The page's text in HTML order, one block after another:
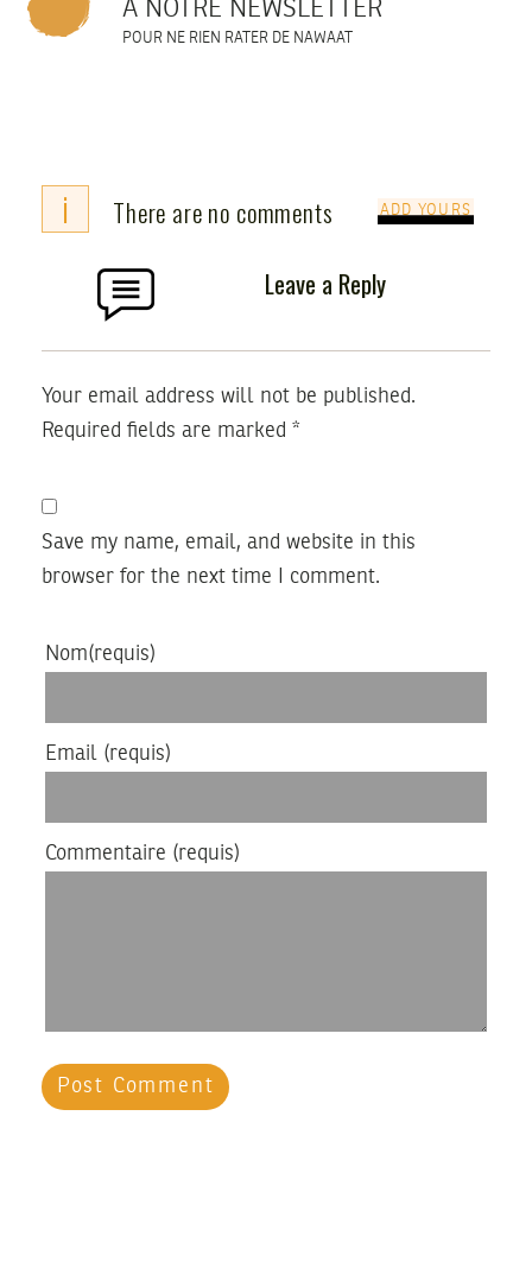
À NOTRE NEWSLETTER
POUR NE RIEN RATER DE NAWAAT
i There are no comments ADD YOURS
Leave a Reply
Your email address will not be published.
Required fields are marked *
Save my name, email, and website in this
browser for the next time I comment.
Nom(requis)
Email (requis)
Commentaire (requis)